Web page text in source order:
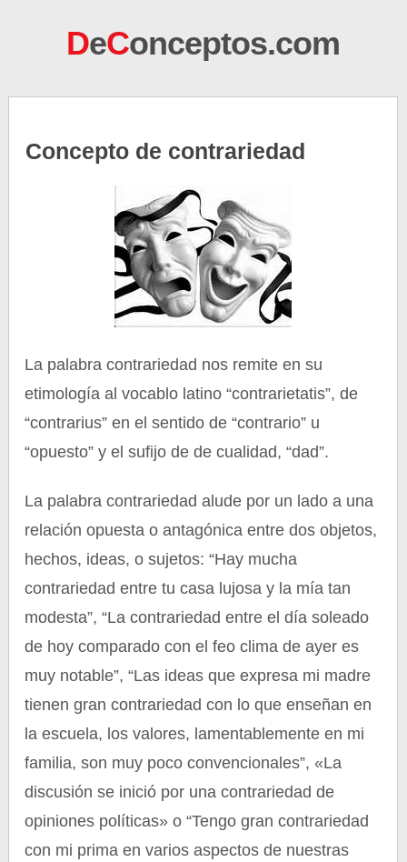
DeConceptos.com
Concepto de contrariedad
La palabra contrariedad nos remite en su
etimología al vocablo latino “contrarietatis”, de
“contrarius” en el sentido de “contrario” u
“opuesto” y el sufijo de de cualidad, “dad”.
La palabra contrariedad alude por un lado a una
relación opuesta o antagónica entre dos objetos,
hechos, ideas, o sujetos: “Hay mucha
contrariedad entre tu casa lujosa y la mía tan
modesta”, “La contrariedad entre el día soleado
de hoy comparado con el feo clima de ayer es
muy notable”, “Las ideas que expresa mi madre
tienen gran contrariedad con lo que enseñan en
la escuela, los valores, lamentablemente en mi
familia, son muy poco convencionales”, «La
discusión se inició por una contrariedad de
opiniones políticas» o “Tengo gran contrariedad
con mi prima en varios aspectos de nuestras